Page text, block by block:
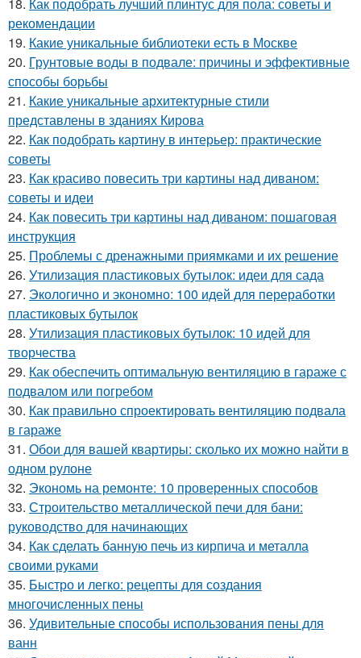
рекомендации
19. Какие уникальные библиотеки есть в Москве
20. Грунтовые воды в подвале: причины и эффективные
способы борьбы
21. Какие уникальные архитектурные стили
представлены в зданиях Кирова
22. Как подобрать картину в интерьер: практические
советы
23. Как красиво повесить три картины над диваном:
советы и идеи
24. Как повесить три картины над диваном: пошаговая
инструкция
25. Проблемы с дренажными приямками и их решение
26. Утилизация пластиковых бутылок: идеи для сада
27. Экологично и экономно: 100 идей для переработки
пластиковых бутылок
28. Утилизация пластиковых бутылок: 10 идей для
творчества
29. Как обеспечить оптимальную вентиляцию в гараже с
подвалом или погребом
30. Как правильно спроектировать вентиляцию подвала
в гараже
31. Обои для вашей квартиры: сколько их можно найти в
одном рулоне
32. Экономь на ремонте: 10 проверенных способов
33. Строительство металлической печи для бани:
руководство для начинающих
34. Как сделать банную печь из кирпича и металла
своими руками
35. Быстро и легко: рецепты для создания
многочисленных пены
36. Удивительные способы использования пены для
ванн